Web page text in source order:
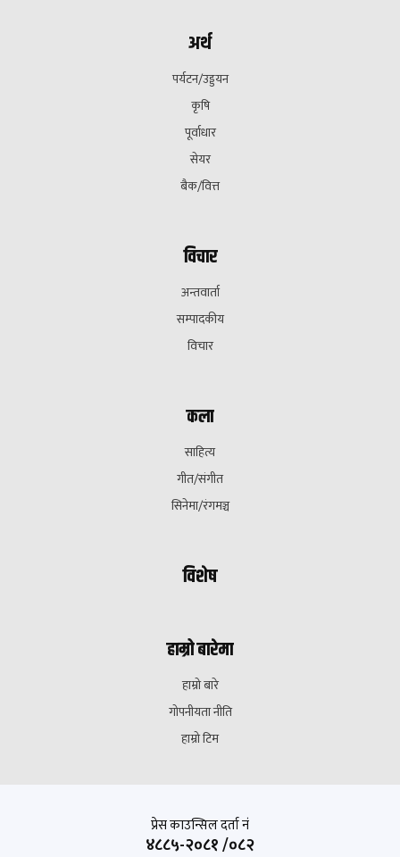
अर्थ
पर्यटन/उड्डयन
कृषि
पूर्वाधार
सेयर
बैक/वित्त
विचार
अन्तवार्ता
सम्पादकीय
विचार
कला
साहित्य
गीत/संगीत
सिनेमा/रंगमञ्च
विशेष
हाम्रो बारेमा
हाम्रो बारे
गोपनीयता नीति
हाम्रो टिम
प्रेस काउन्सिल दर्ता नं
४८८५-२०८१ /०८२